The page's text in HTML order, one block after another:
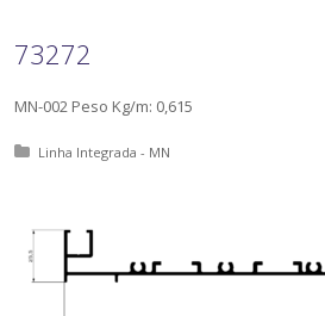
73272
MN-002 Peso Kg/m: 0,615
Posted in:
Linha Integrada - MN